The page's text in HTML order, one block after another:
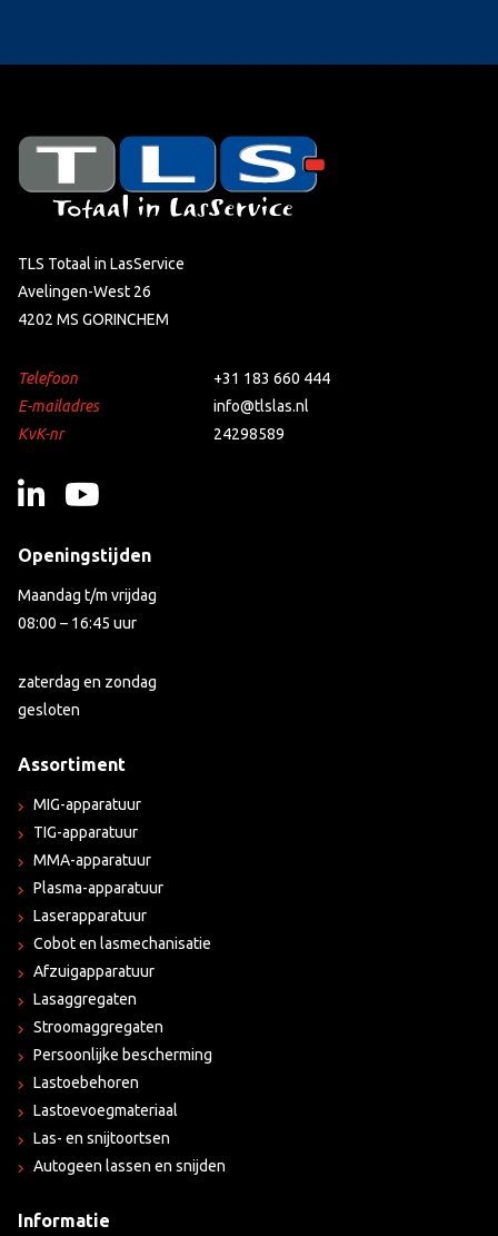
TLS Totaal in LasService
Avelingen-West 26
4202 MS GORINCHEM
Telefoon
+31 183 660 444
E-mailadres
info@tlslas.nl
KvK-nr
24298589
Openingstijden
Maandag t/m vrijdag
08:00 – 16:45 uur
zaterdag en zondag
gesloten
Assortiment
MIG-apparatuur
TIG-apparatuur
MMA-apparatuur
Plasma-apparatuur
Laserapparatuur
Cobot en lasmechanisatie
Afzuigapparatuur
Lasaggregaten
Stroomaggregaten
Persoonlijke bescherming
Lastoebehoren
Lastoevoegmateriaal
Las- en snijtoortsen
Autogeen lassen en snijden
Informatie